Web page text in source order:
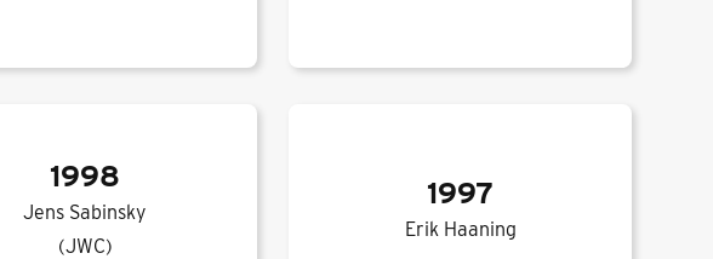
1998
Jens Sabinsky
(JWC)
1997
Erik Haaning